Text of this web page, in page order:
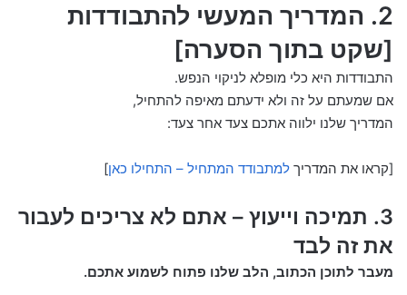
2. המדריך המעשי להתבודדות
[שקט בתוך הסערה]
התבודדות היא כלי מופלא לניקוי הנפש.
אם שמעתם על זה ולא ידעתם מאיפה להתחיל,
המדריך שלנו ילווה אתכם צעד אחר צעד:
[קראו את המדריך למתבודד המתחיל – התחילו כאן]
3. תמיכה וייעוץ – אתם לא צריכים לעבור
את זה לבד
מעבר לתוכן הכתוב, הלב שלנו פתוח לשמוע אתכם.